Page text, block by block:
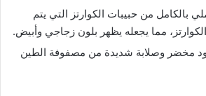
بالكامل من حبيبات الكوارتز التي يتم
الكوارتز، مما يجعله يظهر بلون زجاجي وأبيض.
مخضر وصلابة شديدة من مصفوفة الطين